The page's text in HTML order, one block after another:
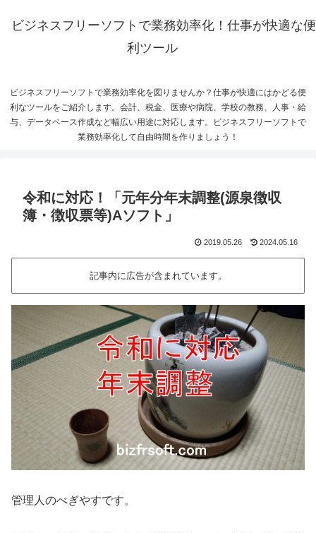
ビジネスフリーソフトで業務効率化！仕事が快適な便
利ツール
ビジネスフリーソフトで業務効率化を図りませんか？仕事が快適にはかどる便
利なツールをご紹介します。会計、税金、医療や病院、学校の教務、人事・給
与、データベース作成など幅広い用途に対応します。ビジネスフリーソフトで
業務効率化して自由時間を作りましょう！
令和に対応！「元年分年末調整(源泉徴収
簿・徴収票等)Aソフト」
2019.05.26 2024.05.16
記事内に広告が含まれています。
管理人のべぎやすです。